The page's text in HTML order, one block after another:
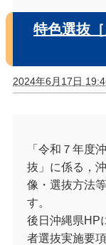
特色選抜
2024年6月17日
「令和７年度
抜」に係る，
像・選抜方法
す。
後日沖縄県HP
者選抜実施要